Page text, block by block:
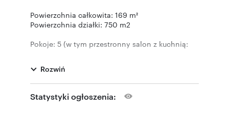
Powierzchnia całkowita: 169 m²
Powierzchnia działki: 750 m2
Pokoje: 5 (w tym przestronny salon z kuchnią:
Łazienki/WC: 3
Garderoby: 3 + dodatkowa spiżarnia
Rozwiń
Statystyki ogłoszenia: